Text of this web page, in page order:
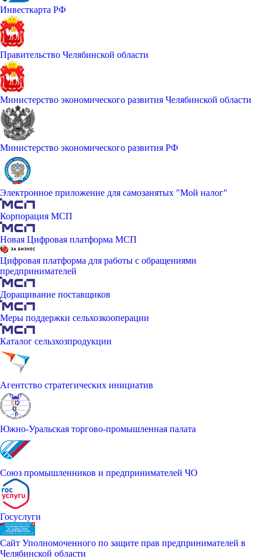
Инвесткарта РФ
Правительство Челябинской области
Министерство экономического развития Челябинской области
Министерство экономического развития РФ
Электронное приложение для самозанятых "Мой налог"
Корпорация МСП
Новая Цифровая платформа МСП
Цифровая платформа для работы с обращениями
предпринимателей
Доращивание поставщиков
Меры поддержки сельхозкооперации
Каталог сельзхозпродукции
Агентство стратегических инициатив
Южно-Уральская торгово-промышленная палата
Союз промышленников и предпринимателей ЧО
Госуслуги
Сайт Уполномоченного по защите прав предпринимателей в
Челябинской области